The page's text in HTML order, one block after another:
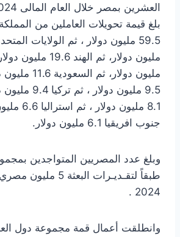
بلغ قيمة تحويلات العاملين من
مليون دولار، ثم
9.5 مليون دولار
8.1 مليون
جنوب افريقيا 6.1 مليون دولار.
وبلغ عدد المصريين المتواجدين
طبقاً لتقـديـرات
2024 .
وانطلقت أعمال قمة مجموعة دول